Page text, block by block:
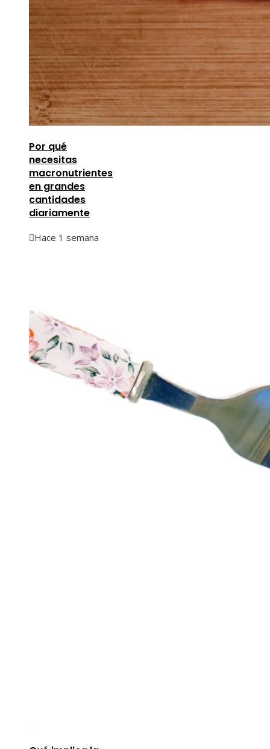
Por qué
necesitas
macronutrientes
en grandes
cantidades
diariamente
Hace 1 semana